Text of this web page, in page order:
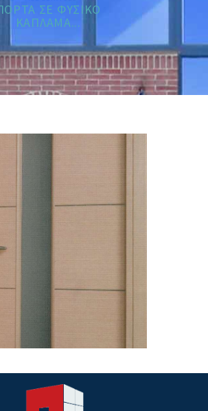
ΣΕ ΦΥΣΙΚΟ
ΚΑΠΛΑΜΑ...